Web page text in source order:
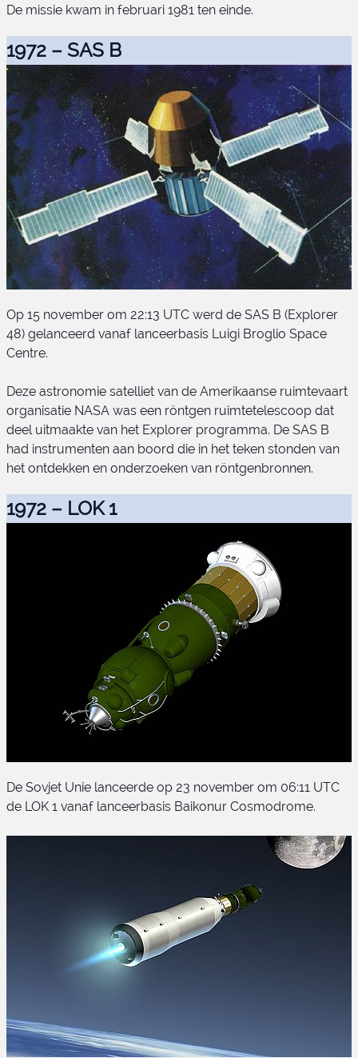
De missie kwam in februari 1981 ten einde.
1972 – SAS B
SAS B
Op 15 november om 22:13 UTC werd de SAS B (Explorer
48) gelanceerd vanaf lanceerbasis Luigi Broglio Space
Centre.
Deze astronomie satelliet van de Amerikaanse ruimtevaart
organisatie NASA was een röntgen ruimtetelescoop dat
deel uitmaakte van het Explorer programma. De SAS B
had instrumenten aan boord die in het teken stonden van
het ontdekken en onderzoeken van röntgenbronnen.
1972 – LOK 1
LOK 1
De Sovjet Unie lanceerde op 23 november om 06:11 UTC
de LOK 1 vanaf lanceerbasis Baikonur Cosmodrome.